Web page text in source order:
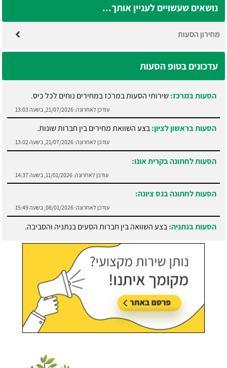
נושאים שעשויים לעניין אותך...
מחירון הסעות
עדכונים בטופ הסעות
הסעות במרכז:שירותי הסעות במרכז במחירים נוחים לכל כיס.
עודכן לאחרונה: 21/07/2026, בשעה 13:03
הסעות בראשון לציון:בצע השוואת מחירים בין חברות שונות.
עודכן לאחרונה: 21/07/2026, בשעה 13:02
הסעות לחתונה בקרית אונו:
עודכן לאחרונה: 11/01/2026, בשעה 14:37
הסעות לחתונה בנס ציונה:
עודכן לאחרונה: 08/01/2026, בשעה 15:49
הסעות בנתניה:בצע השוואה בין חברות הסעים בנתניה והסביבה.